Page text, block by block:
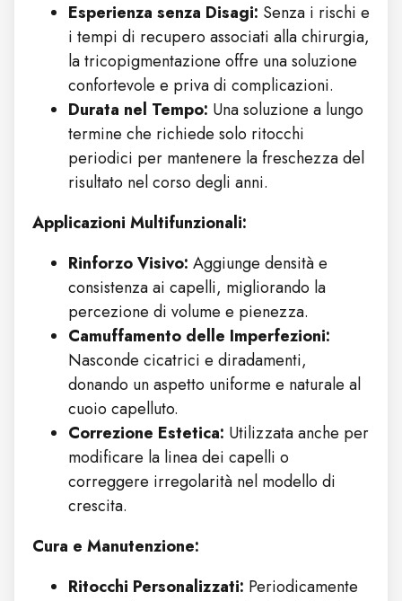
Esperienza senza Disagi: Senza i rischi e
i tempi di recupero associati alla chirurgia,
la tricopigmentazione offre una soluzione
confortevole e priva di complicazioni.
Durata nel Tempo: Una soluzione a lungo
termine che richiede solo ritocchi
periodici per mantenere la freschezza del
risultato nel corso degli anni.
Applicazioni Multifunzionali:
Rinforzo Visivo: Aggiunge densità e
consistenza ai capelli, migliorando la
percezione di volume e pienezza.
Camuffamento delle Imperfezioni:
Nasconde cicatrici e diradamenti,
donando un aspetto uniforme e naturale al
cuoio capelluto.
Correzione Estetica: Utilizzata anche per
modificare la linea dei capelli o
correggere irregolarità nel modello di
crescita.
Cura e Manutenzione:
Ritocchi Personalizzati: Periodicamente